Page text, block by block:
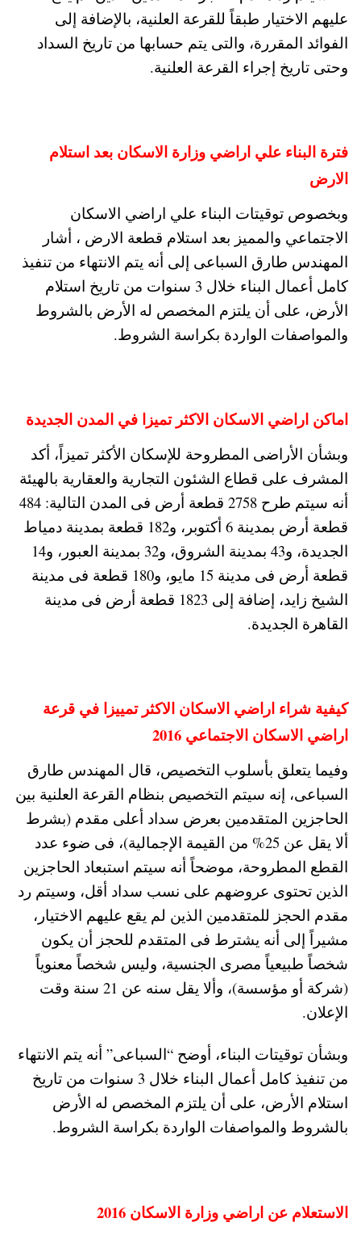
عليهم الاختيار طبقاً للقرعة العلنية، بالإضافة إلى
الفوائد المقررة، والتى يتم حسابها من تاريخ السداد
وحتى تاريخ إجراء القرعة العلنية.
فترة البناء علي اراضي وزارة الاسكان بعد استلام
الارض
وبخصوص توقيتات البناء علي اراضي الاسكان
الاجتماعي والمميز بعد استلام قطعة الارض ، أشار
المهندس طارق السباعى إلى أنه يتم الانتهاء من تنفيذ
كامل أعمال البناء خلال 3 سنوات من تاريخ استلام
الأرض، على أن يلتزم المخصص له الأرض بالشروط
والمواصفات الواردة بكراسة الشروط.
اماكن اراضي الاسكان الاكثر تميزا في المدن الجديدة
وبشأن الأراضى المطروحة للإسكان الأكثر تميزاً، أكد
المشرف على قطاع الشئون التجارية والعقارية بالهيئة
أنه سيتم طرح 2758 قطعة أرض فى المدن التالية: 484
قطعة أرض بمدينة 6 أكتوبر، و182 قطعة بمدينة دمياط
الجديدة، و43 بمدينة الشروق، و32 بمدينة العبور، و14
قطعة أرض فى مدينة 15 مايو، و180 قطعة فى مدينة
الشيخ زايد، إضافة إلى 1823 قطعة أرض فى مدينة
القاهرة الجديدة.
كيفية شراء اراضي الاسكان الاكثر تمييزا في قرعة
اراضي الاسكان الاجتماعي 2016
وفيما يتعلق بأسلوب التخصيص، قال المهندس طارق
السباعى، إنه سيتم التخصيص بنظام القرعة العلنية بين
الحاجزين المتقدمين بعرض سداد أعلى مقدم (بشرط
ألا يقل عن 25% من القيمة الإجمالية)، فى ضوء عدد
القطع المطروحة، موضحاً أنه سيتم استبعاد الحاجزين
الذين تحتوى عروضهم على نسب سداد أقل، وسيتم رد
مقدم الحجز للمتقدمين الذين لم يقع عليهم الاختيار،
مشيراً إلى أنه يشترط فى المتقدم للحجز أن يكون
شخصاً طبيعياً مصرى الجنسية، وليس شخصاً معنوياً
(شركة أو مؤسسة)، وألا يقل سنه عن 21 سنة وقت
الإعلان.
وبشأن توقيتات البناء، أوضح “السباعى” أنه يتم الانتهاء
من تنفيذ كامل أعمال البناء خلال 3 سنوات من تاريخ
استلام الأرض، على أن يلتزم المخصص له الأرض
بالشروط والمواصفات الواردة بكراسة الشروط.
الاستعلام عن اراضي وزارة الاسكان 2016